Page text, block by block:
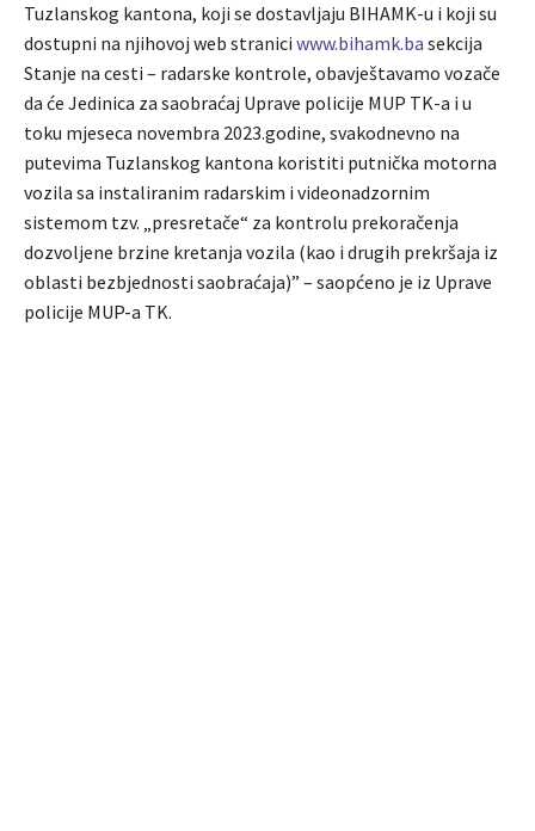
Tuzlanskog kantona, koji se dostavljaju BIHAMK-u i koji su
dostupni na njihovoj web stranici www.bihamk.ba sekcija
Stanje na cesti – radarske kontrole, obavještavamo vozače
da će Jedinica za saobraćaj Uprave policije MUP TK-a i u
toku mjeseca novembra 2023.godine, svakodnevno na
putevima Tuzlanskog kantona koristiti putnička motorna
vozila sa instaliranim radarskim i videonadzornim
sistemom tzv. „presretače“ za kontrolu prekoračenja
dozvoljene brzine kretanja vozila (kao i drugih prekršaja iz
oblasti bezbjednosti saobraćaja)” – saopćeno je iz Uprave
policije MUP-a TK.